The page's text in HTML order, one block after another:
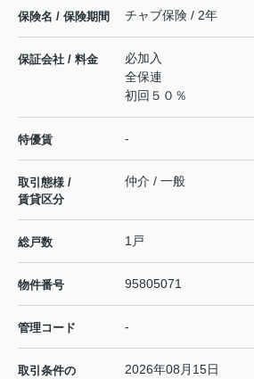
保険名 / 保険期間 チャブ保険 / 2年
保証会社 / 料金
必加入
全保連
初回５０％
特優賃 -
取引態様 /
賃貸区分
仲介 / 一般
総戸数 1戸
物件番号 95805071
管理コード -
取引条件の
2026年08月15日